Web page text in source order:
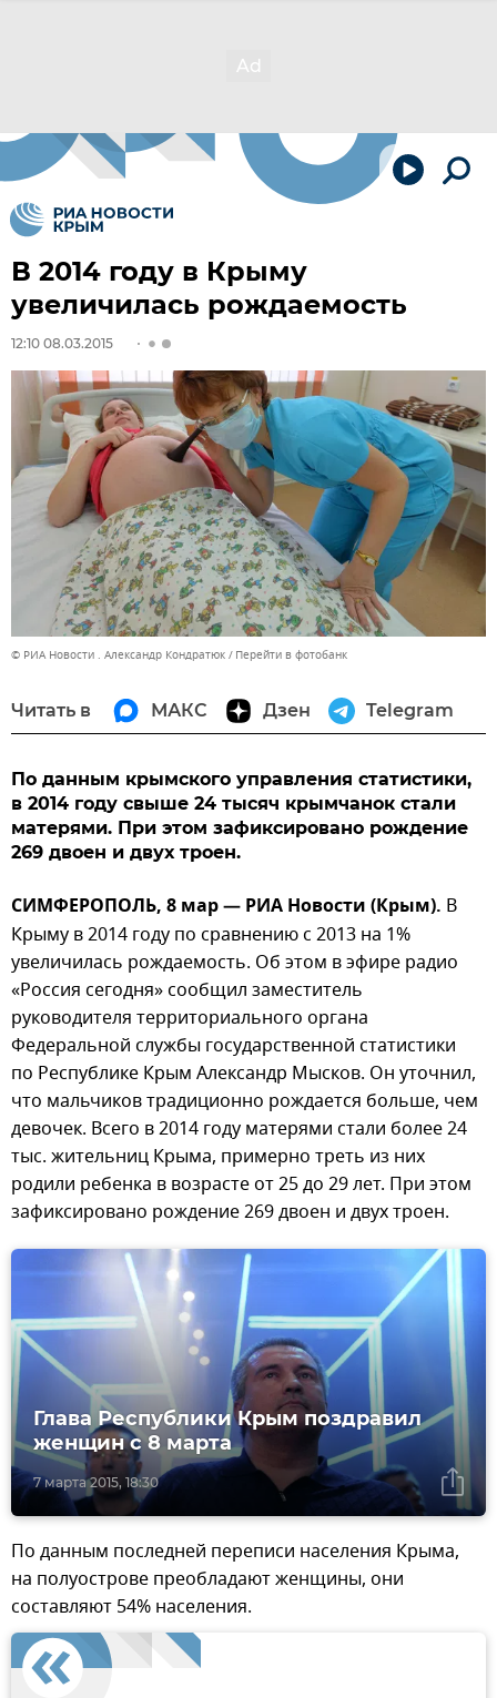
В 2014 году в Крыму
увеличилась рождаемость
12:10 08.03.2015
© РИА Новости . Александр Кондратюк Перейти в фотобанк
Читать в МАКС Дзен Telegram
По данным крымского управления статистики,
в 2014 году свыше 24 тысяч крымчанок стали
матерями. При этом зафиксировано рождение
269 двоен и двух троен.
СИМФЕРОПОЛЬ, 8 мар — РИА Новости (Крым). В
Крыму в 2014 году по сравнению с 2013 на 1%
увеличилась рождаемость. Об этом в эфире радио
«Россия сегодня» сообщил заместитель
руководителя территориального органа
Федеральной службы государственной статистики
по Республике Крым Александр Мысков. Он уточнил,
что мальчиков традиционно рождается больше, чем
девочек. Всего в 2014 году матерями стали более 24
тыс. жительниц Крыма, примерно треть из них
родили ребенка в возрасте от 25 до 29 лет. При этом
зафиксировано рождение 269 двоен и двух троен.
7 марта 2015, 18:30
Глава Республики Крым поздравил
женщин с 8 марта
По данным последней переписи населения Крыма,
на полуострове преобладают женщины, они
составляют 54% населения.